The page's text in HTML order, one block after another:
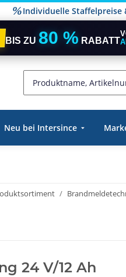
Individuelle Staffelpreise
BIS ZU 80 % RABATT
Neu bei Intersince
24 V/12 Ah